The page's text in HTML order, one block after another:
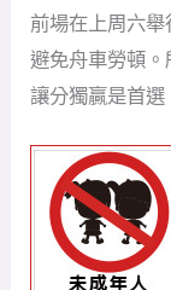
前場在上周六舉
避免舟車勞頓
讓分獨贏是首選